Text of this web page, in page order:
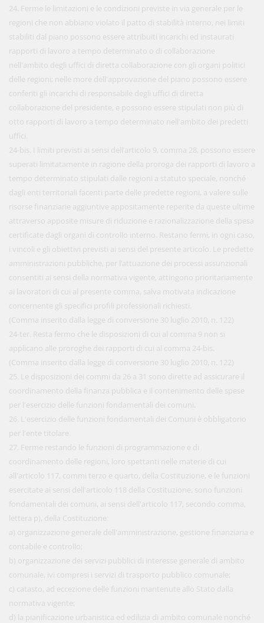
24. Ferme le limitazioni e le condizioni previste in via generale per le
regioni che non abbiano violato il patto di stabilità interno, nei limiti
stabiliti dal piano possono essere attribuiti incarichi ed instaurati
rapporti di lavoro a tempo determinato o di collaborazione
nell'ambito degli uffici di diretta collaborazione con gli organi politici
delle regioni; nelle more dell'approvazione del piano possono essere
conferiti gli incarichi di responsabile degli uffici di diretta
collaborazione del presidente, e possono essere stipulati non più di
otto rapporti di lavoro a tempo determinato nell'ambito dei predetti
uffici.
24-bis. I limiti previsti ai sensi dell’articolo 9, comma 28, possono essere
superati limitatamente in ragione della proroga dei rapporti di lavoro a
tempo determinato stipulati dalle regioni a statuto speciale, nonché
dagli enti territoriali facenti parte delle predette regioni, a valere sulle
risorse finanziarie aggiuntive appositamente reperite da queste ultime
attraverso apposite misure di riduzione e razionalizzazione della spesa
certificate dagli organi di controllo interno. Restano fermi, in ogni caso,
i vincoli e gli obiettivi previsti ai sensi del presente articolo. Le predette
amministrazioni pubbliche, per l’attuazione dei processi assunzionali
consentiti ai sensi della normativa vigente, attingono prioritariamente
ai lavoratori di cui al presente comma, salva motivata indicazione
concernente gli specifici profili professionali richiesti.
(Comma inserito dalla legge di conversione 30 luglio 2010, n. 122)
24-ter. Resta fermo che le disposizioni di cui al comma 9 non si
applicano alle proroghe dei rapporti di cui al comma 24-bis.
(Comma inserito dalla legge di conversione 30 luglio 2010, n. 122)
25. Le disposizioni dei commi da 26 a 31 sono dirette ad assicurare il
coordinamento della finanza pubblica e il contenimento delle spese
per l'esercizio delle funzioni fondamentali dei comuni.
26. L'esercizio delle funzioni fondamentali dei Comuni è obbligatorio
per l'ente titolare.
27. Ferme restando le funzioni di programmazione e di
coordinamento delle regioni, loro spettanti nelle materie di cui
all'articolo 117, commi terzo e quarto, della Costituzione, e le funzioni
esercitate ai sensi dell'articolo 118 della Costituzione, sono funzioni
fondamentali dei comuni, ai sensi dell'articolo 117, secondo comma,
lettera p), della Costituzione:
a) organizzazione generale dell'amministrazione, gestione finanziaria e
contabile e controllo;
b) organizzazione dei servizi pubblici di interesse generale di ambito
comunale, ivi compresi i servizi di trasporto pubblico comunale;
c) catasto, ad eccezione delle funzioni mantenute allo Stato dalla
normativa vigente;
d) la pianificazione urbanistica ed edilizia di ambito comunale nonché